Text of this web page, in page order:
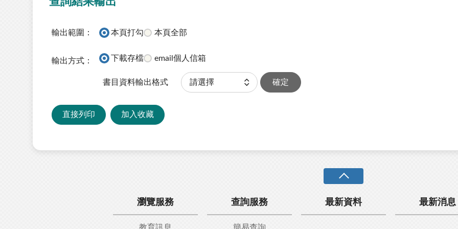
輸出範圍： 本頁打勾 本頁全部
輸出方式： 下載存檔 email個人信箱
書目資料輸出格式 確定
直接列印 加入收藏
瀏覽服務 查詢服務 最新資料 最新消息